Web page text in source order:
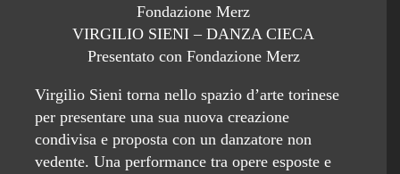
Fondazione Merz
VIRGILIO SIENI – DANZA CIECA
Presentato con Fondazione Merz
Virgilio Sieni torna nello spazio d’arte torinese
per presentare una sua nuova creazione
condivisa e proposta con un danzatore non
vedente. Una performance tra opere esposte e